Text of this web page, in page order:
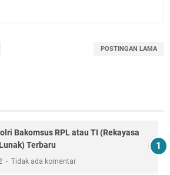
POSTINGAN LAMA
Bakomsus RPL atau TI (Rekayasa
Terbaru
Tidak ada komentar